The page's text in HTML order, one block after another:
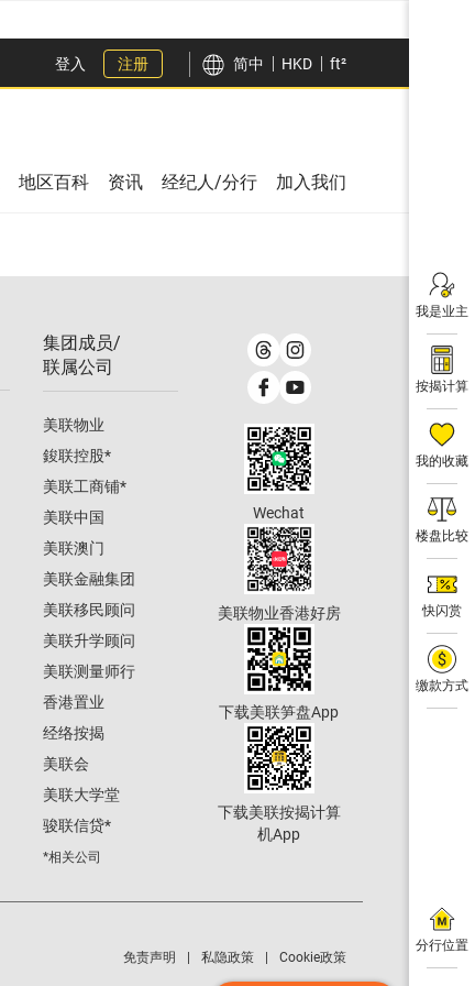
登入 注册 简中 HKD ft²
我是业主
按揭计算
我的收藏
楼盘比较
快闪赏
缴款方式
分行位置
地区百科 资讯 经纪人/分行 加入我们
集团成员/
联属公司
美联物业
鋑联控股*
美联工商铺*
美联中国
美联澳门
美联金融集团
美联移民顾问
美联升学顾问
美联测量师行
香港置业
经络按揭
美联会
美联大学堂
骏联信贷*
*相关公司
Wechat
美联物业香港好房
下载美联笋盘App
下载美联按揭计算
机App
免责声明 私隐政策 Cookie政策